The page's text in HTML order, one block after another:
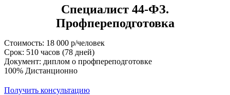
Специалист 44-ФЗ.
Профпереподготовка
Стоимость: 18 000 р/человек
Срок: 510 часов (78 дней)
Документ: диплом о профпереподготовке
100% Дистанционно
Получить консультацию